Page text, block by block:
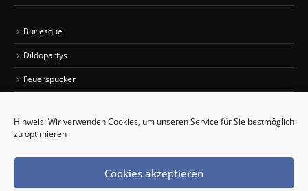
Hinweis: Wir verwenden Cookies, um unseren Service für Sie bestmöglich
zu optimieren
Cookies akzeptieren
Burlesque
Dildopartys
Feuerspucker
Sexy Car Wash
Partybus mieten